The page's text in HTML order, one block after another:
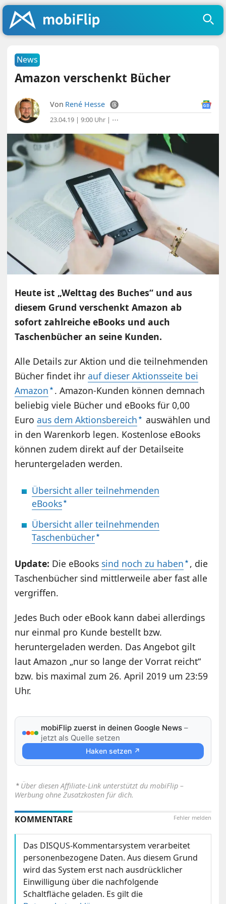
News
Amazon verschenkt Bücher
Von René Hesse
23.04.19 | 9:00 Uhr | ⋯
Heute ist „Welttag des Buches“ und aus
diesem Grund verschenkt Amazon ab
sofort zahlreiche eBooks und auch
Taschenbücher an seine Kunden.
Alle Details zur Aktion und die teilnehmenden
Bücher findet ihrauf dieser Aktionsseite bei
Amazon . Amazon-Kunden können demnach
beliebig viele Bücher und eBooks für 0,00
Euroaus dem Aktionsbereich
auswählen und
in den Warenkorb legen. Kostenlose eBooks
können zudem direkt auf der Detailseite
heruntergeladen werden.
Übersicht aller teilnehmenden
eBooks
Übersicht aller teilnehmenden
Taschenbücher
Update: Die eBooks sind noch zu haben , die
Taschenbücher sind mittlerweile aber fast alle
vergriffen.
Jedes Buch oder eBook kann dabei allerdings
nur einmal pro Kunde bestellt bzw.
heruntergeladen werden. Das Angebot gilt
laut Amazon „nur so lange der Vorrat reicht“
bzw. bis maximal zum 26. April 2019 um 23:59
Uhr.
mobiFlip zuerst in deinen Google News –
jetzt als Quelle setzen
Haken setzen ↗
⋆ Über diesen Affiliate-Link unterstützt du mobiFlip –
Werbung ohne Zusatzkosten für dich.
Fehler melden
KOMMENTARE
Das DISQUS-Kommentarsystem verarbeitet
personenbezogene Daten. Aus diesem Grund
wird das System erst nach ausdrücklicher
Einwilligung über die nachfolgende
Schaltfläche geladen. Es gilt die